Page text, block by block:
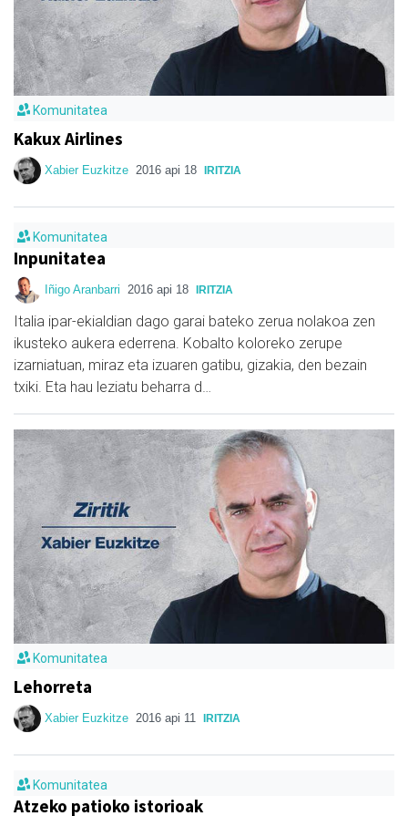
Komunitatea
Kakux Airlines
Xabier Euzkitze 2016 api 18 IRITZIA
Komunitatea
Inpunitatea
Iñigo Aranbarri 2016 api 18 IRITZIA
Italia ipar-ekialdian dago garai bateko zerua nolakoa zen
ikusteko aukera ederrena. Kobalto koloreko zerupe
izarniatuan, miraz eta izuaren gatibu, gizakia, den bezain
txiki. Eta hau leziatu beharra d…
Komunitatea
Lehorreta
Xabier Euzkitze 2016 api 11 IRITZIA
Komunitatea
Atzeko patioko istorioak